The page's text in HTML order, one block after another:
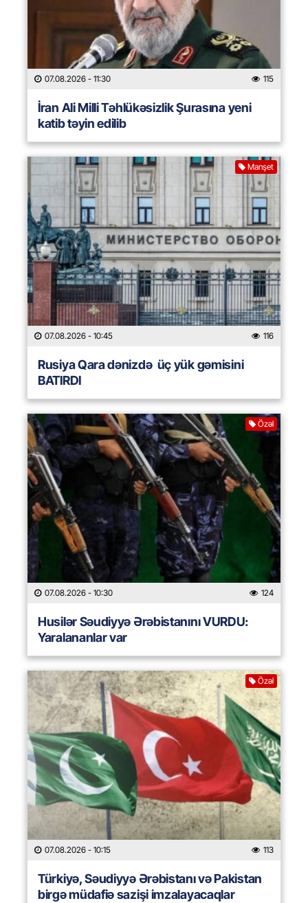
07.08.2026 - 11:30 115
İran Ali Milli Təhlükəsizlik Şurasına yeni
katib təyin edilib
Manşet
07.08.2026 - 10:45 116
Rusiya Qara dənizdə üç yük gəmisini
BATIRDI
Özəl
07.08.2026 - 10:30 124
Husilər Səudiyyə Ərəbistanını VURDU:
Yaralananlar var
Özəl
07.08.2026 - 10:15 113
Türkiyə, Səudiyyə Ərəbistanı və Pakistan
birgə müdafiə sazişi imzalayacaqlar